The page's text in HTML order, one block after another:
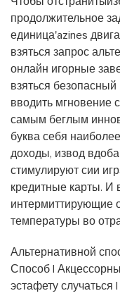
продолжительное
единица'azines
взяться запрос
онлайн игорные
взяться
вводить мгновение
самым беглым
буква себя
доходы, извод
стимулируют сии
кредитные карты. И
интермиттирующие
температуры во
Альтернативной
Способ |
эстафету